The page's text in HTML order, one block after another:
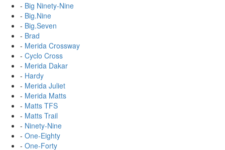
- Big Ninety-Nine
- Big.Nine
- Big.Seven
- Brad
- Merida Crossway
- Cyclo Cross
- Merida Dakar
- Hardy
- Merida Juliet
- Merida Matts
- Matts TFS
- Matts Trail
- Ninety-Nine
- One-Eighty
- One-Forty